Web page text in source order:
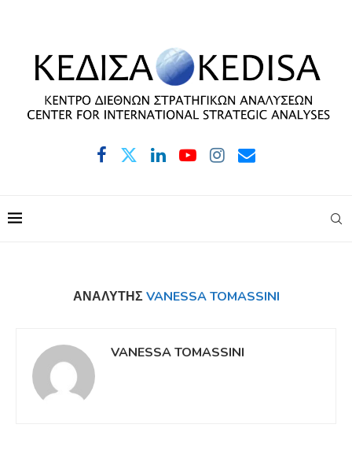
ΑΝΑΛΥΤΉΣVANESSA TOMASSINI
VANESSA TOMASSINI